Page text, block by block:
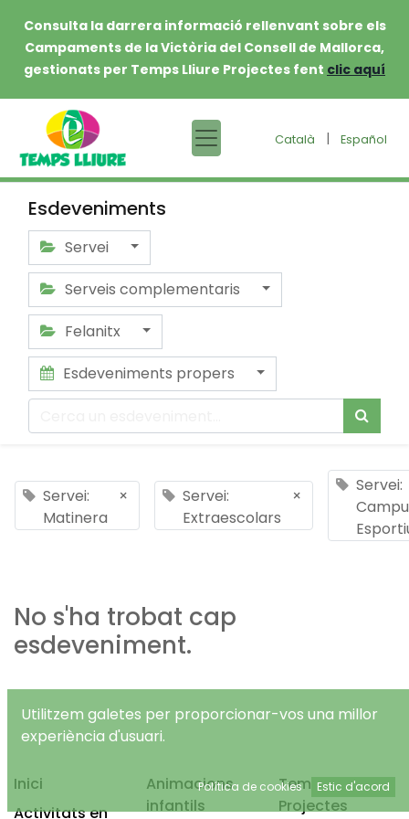
Consulta la darrera informació rellenvant sobre els
Campaments de la Victòria del Consell de Mallorca,
gestionats per Temps Lliure Projectes fent clic aquí
Català | Español
Esdeveniments
Servei
Serveis complementaris
Felanitx
Esdeveniments propers
Servei:
Matinera
×
Servei:
Extraescolars
×
Servei:
No s'ha trobat cap
esdeveniment.
Inici
Activitats en
Animacions
infantils
Temps Lliure
Projectes
Utilitzem galetes per proporcionar-vos una millor
experiència d'usuari.
Política de cookies Estic d'acord